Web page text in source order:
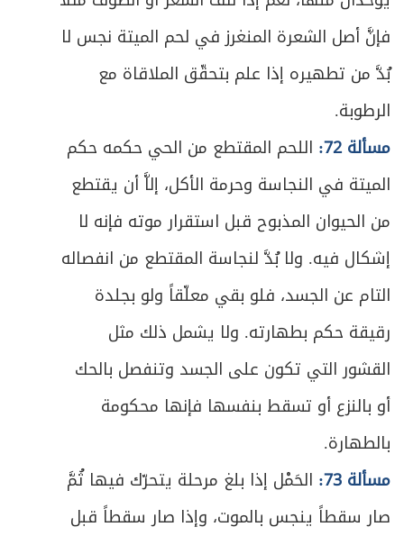
فإنَّ أصل الشعرة المنغرز في لحم الميتة نجس لا
بُدَّ من تطهيره إذا علم بتحقّق الملاقاة مع
الرطوبة.
مسألة 72:
اللحم المقتطع من الحي حكمه حكم
الميتة في النجاسة وحرمة الأكل، إلاَّ أن يقتطع
من الحيوان المذبوح قبل استقرار موته فإنه لا
إشكال فيه. ولا بُدَّ لنجاسة المقتطع من انفصاله
التام عن الجسد، فلو بقي معلّقاً ولو بجلدة
رقيقة حكم بطهارته. ولا يشمل ذلك مثل
القشور التي تكون على الجسد وتنفصل بالحك
أو بالنزع أو تسقط بنفسها فإنها محكومة
بالطهارة.
مسألة 73:
الحَمْل إذا بلغ مرحلة يتحرّك فيها ثُمَّ
صار سقطاً ينجس بالموت، وإذا صار سقطاً قبل
469
ص
473 الفصل الثاني: في الاعتكاف
475
ص
478 المبحث الثاني ـ في ما يحرم على المعتكف
ص479 المبحث الثالث ـ في أحكام الاعتكاف
483 الباب الرابع: في الزكاة
ص
485 الفصل الأول: ما تجب زكاته
ص
487 تمهيد في الشروط العامة للزكاة
ص489 المبحث الأول ـ في زكاة الأنعام
ص
496 المبحث الثاني ـ في زكاة الغلات
500 المبحث الثالث ـ في زكاة النقدين